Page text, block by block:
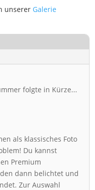
unserer Galerie
folgte in Kürze...
als klassisches Foto
Du kannst
Premium
dann belichtet und
Zur Auswahl